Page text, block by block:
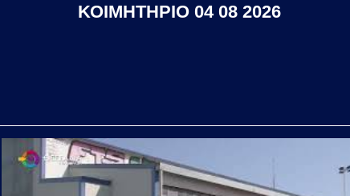
ΚΟΙΜΗΤΗΡΙΟ 04 08 2026